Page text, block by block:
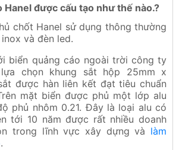
Hanel được cấu tạo như thế nào.?
chốt Hanel sử dụng thông thường
và đèn led.
biển quảng cáo ngoài trời công ty
chọn khung sắt hộp 25mm x
được hàn liên kết đạt tiêu chuẩn
mặt biển được phủ một lớp alu
phủ nhôm 0.21. Đây là loại alu có
tới 10 năm được rất nhiều doanh
trong lĩnh vực xây dựng và làm
.